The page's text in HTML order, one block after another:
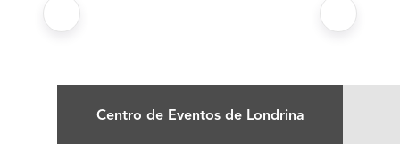
Centro de Eventos de Londrina